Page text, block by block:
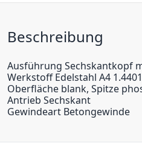
Beschreibung
Ausführung Sechskantkopf
Werkstoff Edelstahl A4 1.4401
Oberfläche blank, Spitze
Antrieb Sechskant
Gewindeart Betongewinde